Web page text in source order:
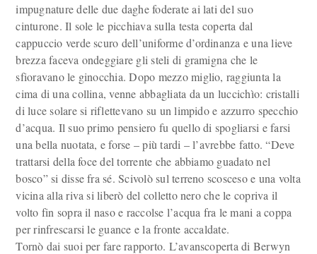
impugnature delle due daghe foderate ai lati del suo
cinturone. Il sole le picchiava sulla testa coperta dal
cappuccio verde scuro dell’uniforme d’ordinanza e una lieve
brezza faceva ondeggiare gli steli di gramigna che le
sfioravano le ginocchia. Dopo mezzo miglio, raggiunta la
cima di una collina, venne abbagliata da un luccichìo: cristalli
di luce solare si riflettevano su un limpido e azzurro specchio
d’acqua. Il suo primo pensiero fu quello di spogliarsi e farsi
una bella nuotata, e forse – più tardi – l’avrebbe fatto. “Deve
trattarsi della foce del torrente che abbiamo guadato nel
bosco” si disse fra sé. Scivolò sul terreno scosceso e una volta
vicina alla riva si liberò del colletto nero che le copriva il
volto fin sopra il naso e raccolse l’acqua fra le mani a coppa
per rinfrescarsi le guance e la fronte accaldate.
Tornò dai suoi per fare rapporto. L’avanscoperta di Berwyn